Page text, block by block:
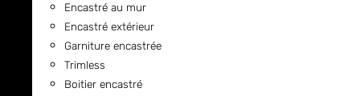
Encastré au mur
Encastré extérieur
Garniture encastrée
Trimless
Boitier encastré